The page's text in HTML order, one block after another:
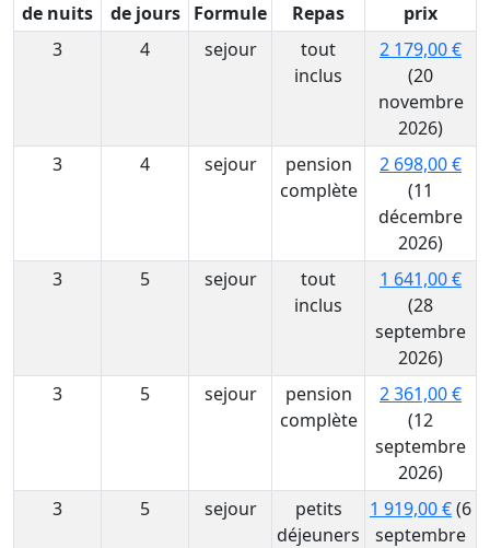
de nuits
de jours
Formule Repas
prix
3
4 sejour
tout
inclus
2 179,00 €
(20
novembre
2026)
3
4 sejour
pension
complète
2 698,00 €
(11
décembre
2026)
3
5 sejour
tout
inclus
1 641,00 €
(28
septembre
2026)
3
5 sejour
pension
complète
2 361,00 €
(12
septembre
2026)
3
5 sejour
petits
déjeuners
1 919,00 €(6
septembre